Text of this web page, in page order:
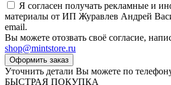
Я согласен получать рекламные и
материалы от ИП Журавлев Андрей
email.
Вы можете отозвать своё согласие,
shop@mintstore.ru
Оформить заказ
Уточнить детали Вы можете по
БЫСТРАЯ ПОКУПКА